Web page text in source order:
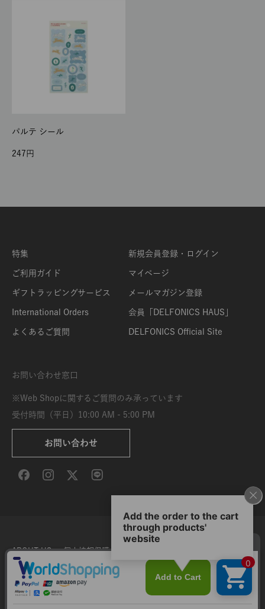
パルテ シール
247
特集
ご利用ガイド
ギフトラッピングサービス
International Orders
よくあるご質問
新規会員登録・ログイン
マイページ
メールマガジン登録
会員「DELFONICS HAUS」
DELFONICS Official Site
お問い合わせ窓口
※Web Shopに関するご質問のみ承っています
受付時間（平日）10:00 AM - 5:00 PM
お問い合わせ
ABOUT US 個人情報保護方針
利用規約 サイト利用条件
Copyright © DELFONICS 2026